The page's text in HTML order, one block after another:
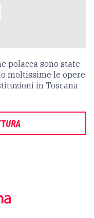
polacca sono state
moltissime le opere
in Toscana